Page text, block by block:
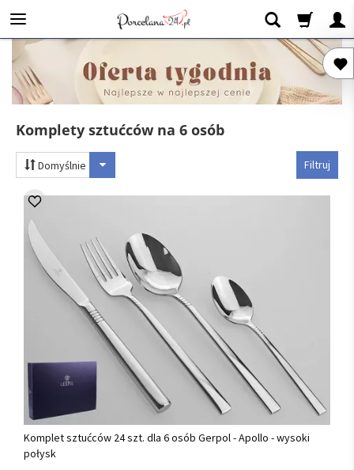
Komplety sztućców na 6 osób
Filtruj
Domyślnie
Komplet sztućców 24 szt. dla 6 osób Gerpol - Apollo - wysoki
połysk